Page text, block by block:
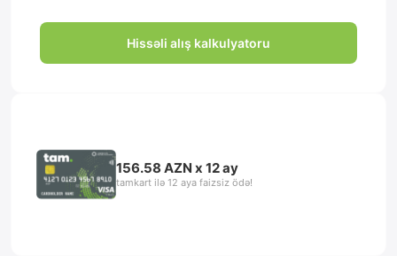
Hissəli alış kalkulyatoru
156.58 AZN x 12 ay
tamkart ilə 12 aya faizsiz ödə!